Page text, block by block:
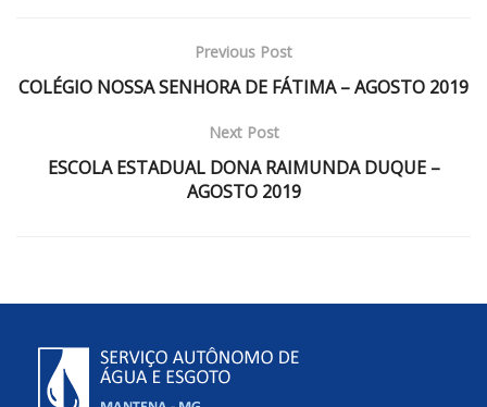
Previous Post
COLÉGIO NOSSA SENHORA DE FÁTIMA – AGOSTO 2019
Next Post
ESCOLA ESTADUAL DONA RAIMUNDA DUQUE –
AGOSTO 2019